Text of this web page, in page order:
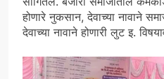
होणारे नुकसान, देवाच्या नावाने
देवाच्या नावाने होणारी लुट इ.